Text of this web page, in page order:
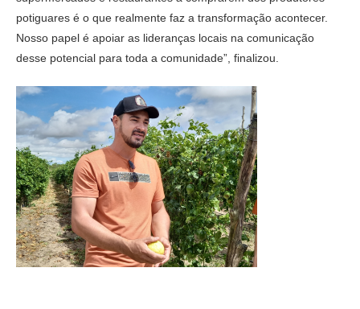
potiguares é o que realmente faz a transformação acontecer.
Nosso papel é apoiar as lideranças locais na comunicação
desse potencial para toda a comunidade”, finalizou.